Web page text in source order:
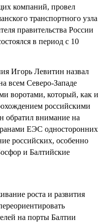
компаний, провел
транспортного узла
правительства России
в период с 10
Игорь Левитин назвал
всем Северо-Западе
воротами, который, как и
российскими
обратил внимание на
ЕЭС односторонних
российских, особенно
и Балтийские
роста и развития
на порты Балтии